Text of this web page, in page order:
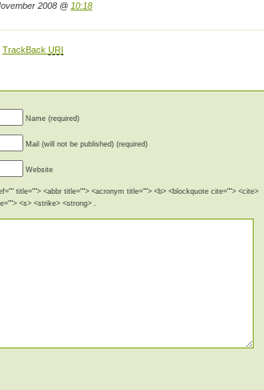
2008 @ 10:18
TrackBack URI
Name (required)
Mail (will not be published) (required)
Website
title=""> <abbr title=""> <acronym title=""> <b> <blockquote cite=""> <cite>
<s> <strike> <strong> .